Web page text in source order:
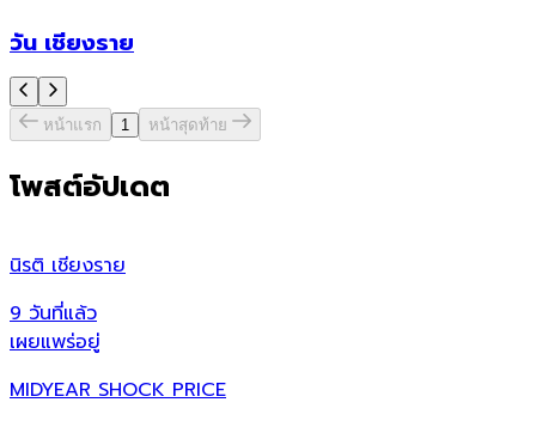
วัน เชียงราย
หน้าแรก 1 หน้าสุดท้าย
โพสต์อัปเดต
นิรติ เชียงราย
9 วันที่แล้ว
เผยแพร่อยู่
MIDYEAR SHOCK PRICE